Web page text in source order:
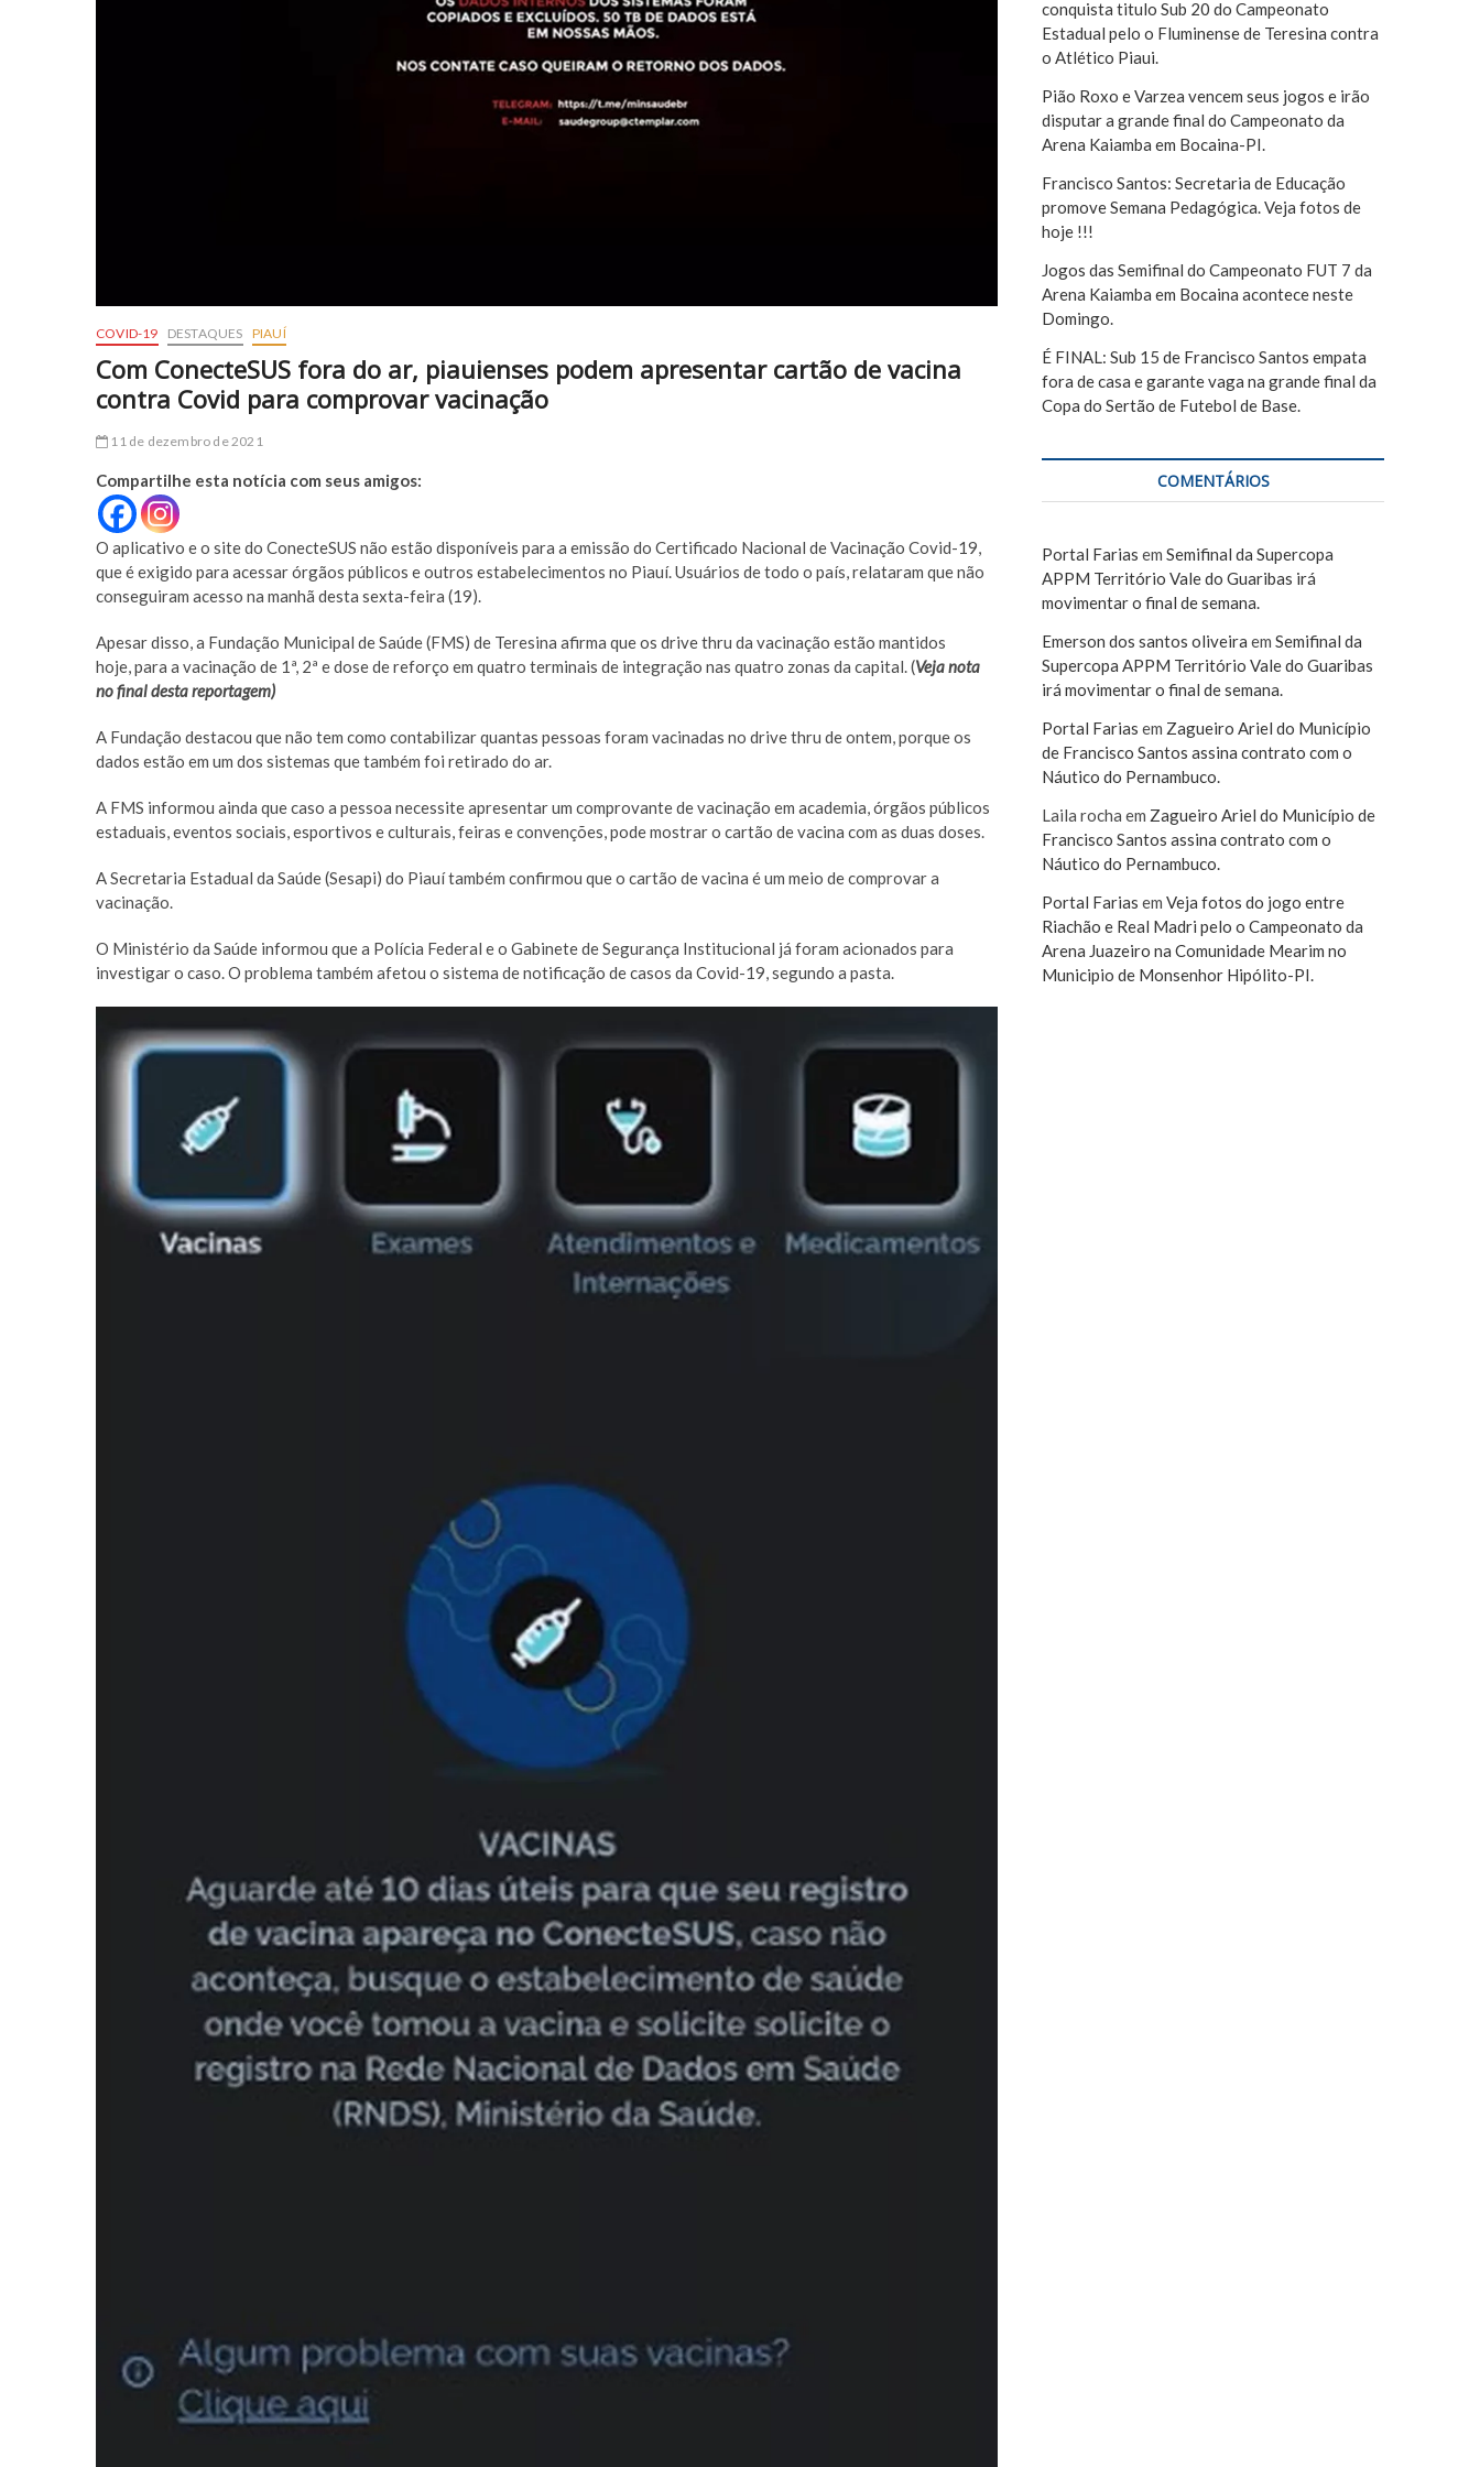
COVID-19 DESTAQUES PIAUÍ
Com ConecteSUS fora do ar, piauienses podem apresentar cartão de vacina
contra Covid para comprovar vacinação
11 de dezembro de 2021
Compartilhe esta notícia com seus amigos:
O aplicativo e o site do ConecteSUS não estão disponíveis para a emissão do Certificado Nacional de Vacinação Covid-19,
que é exigido para acessar órgãos públicos e outros estabelecimentos no Piauí. Usuários de todo o país, relataram que não
conseguiram acesso na manhã desta sexta-feira (19).
Apesar disso, a Fundação Municipal de Saúde (FMS) de Teresina afirma que os drive thru da vacinação estão mantidos
hoje, para a vacinação de 1ª, 2ª e dose de reforço em quatro terminais de integração nas quatro zonas da capital. (Veja nota
no final desta reportagem)
A Fundação destacou que não tem como contabilizar quantas pessoas foram vacinadas no drive thru de ontem, porque os
dados estão em um dos sistemas que também foi retirado do ar.
A FMS informou ainda que caso a pessoa necessite apresentar um comprovante de vacinação em academia, órgãos públicos
estaduais, eventos sociais, esportivos e culturais, feiras e convenções, pode mostrar o cartão de vacina com as duas doses.
A Secretaria Estadual da Saúde (Sesapi) do Piauí também confirmou que o cartão de vacina é um meio de comprovar a
vacinação.
O Ministério da Saúde informou que a Polícia Federal e o Gabinete de Segurança Institucional já foram acionados para
investigar o caso. O problema também afetou o sistema de notificação de casos da Covid-19, segundo a pasta.
conquista titulo Sub 20 do Campeonato
Estadual pelo o Fluminense de Teresina contra
o Atlético Piaui.
Pião Roxo e Varzea vencem seus jogos e irão
disputar a grande final do Campeonato da
Arena Kaiamba em Bocaina-PI.
Francisco Santos: Secretaria de Educação
promove Semana Pedagógica. Veja fotos de
hoje !!!
Jogos das Semifinal do Campeonato FUT 7 da
Arena Kaiamba em Bocaina acontece neste
Domingo.
É FINAL: Sub 15 de Francisco Santos empata
fora de casa e garante vaga na grande final da
Copa do Sertão de Futebol de Base.
COMENTÁRIOS
Portal Farias em Semifinal da Supercopa
APPM Território Vale do Guaribas irá
movimentar o final de semana.
Emerson dos santos oliveira em Semifinal da
Supercopa APPM Território Vale do Guaribas
irá movimentar o final de semana.
Portal Farias em Zagueiro Ariel do Município
de Francisco Santos assina contrato com o
Náutico do Pernambuco.
Laila rocha em Zagueiro Ariel do Município de
Francisco Santos assina contrato com o
Náutico do Pernambuco.
Portal Farias em Veja fotos do jogo entre
Riachão e Real Madri pelo o Campeonato da
Arena Juazeiro na Comunidade Mearim no
Municipio de Monsenhor Hipólito-PI.